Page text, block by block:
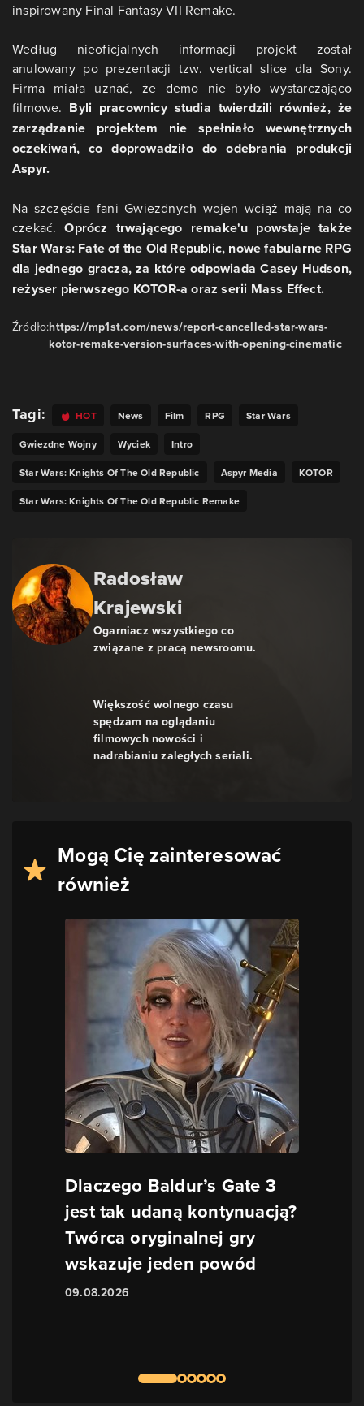
inspirowany Final Fantasy VII Remake.
Według nieoficjalnych informacji projekt został
anulowany po prezentacji tzw. vertical slice dla Sony.
Firma miała uznać, że demo nie było wystarczająco
filmowe. Byli pracownicy studia twierdzili również, że
zarządzanie projektem nie spełniało wewnętrznych
oczekiwań, co doprowadziło do odebrania produkcji
Aspyr.
Na szczęście fani Gwiezdnych wojen wciąż mają na co
czekać.Oprócz trwającego remake'u powstaje także
Star Wars: Fate of the Old Republic, nowe fabularne RPG
dla jednego gracza, za które odpowiada Casey Hudson,
reżyser pierwszego KOTOR-a oraz serii Mass Effect.
Źródło:https://mp1st.com/news/report-cancelled-star-wars-
kotor-remake-version-surfaces-with-opening-cinematic
Tagi: HOT News Film RPG Star Wars
Gwiezdne Wojny Wyciek Intro
Star Wars: Knights Of The Old Republic Aspyr Media KOTOR
Star Wars: Knights Of The Old Republic Remake
Radosław
Krajewski
Ogarniacz wszystkiego co
związane z pracą newsroomu.
Większość wolnego czasu
spędzam na oglądaniu
filmowych nowości i
nadrabianiu zaległych seriali.
Mogą Cię zainteresować
również
Dlaczego Baldur’s Gate 3
jest tak udaną kontynuacją?
Twórca oryginalnej gry
wskazuje jeden powód
09.08.2026